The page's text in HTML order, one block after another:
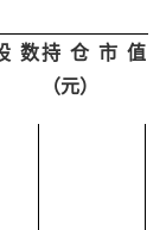
数持仓市值
（元）